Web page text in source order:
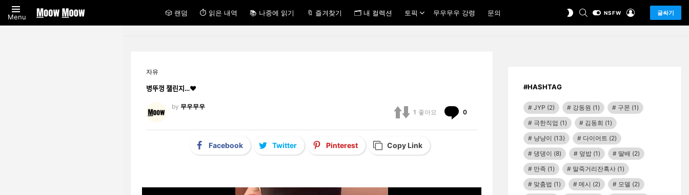
Menu 🎲 랜덤 ⏱ 읽은 내역 📚 나중에 읽기 🔖 즐겨찾기 🗂 내 컬렉션 토픽 무우무우 강령 문의
SWITCHSEARCHNSFW 글싸기
자유
병뚜껑 챌린지…❤️
by 무우무우
1 좋아요 0
Facebook Twitter Pinterest Copy Link
#HASHTAG
JYP (2) 강동원 (1) 구몬 (1)
극한직업 (1) 김동희 (1)
냥냥이 (13) 다이어트 (2)
댕댕이 (8) 덮밥 (1) 딸배 (2)
만족 (1) 말죽거리잔혹사 (1)
맞춤법 (1) 메시 (2) 모델 (2)